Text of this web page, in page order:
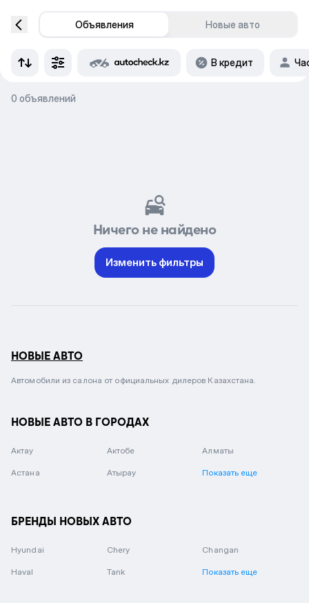
Объявления Новые авто
В кредит
0 объявлений
Ничего не найдено
Изменить фильтры
НОВЫЕ АВТО
Автомобили из салона от официальных дилеров Казахстана.
НОВЫЕ АВТО В ГОРОДАХ
Актау Актобе Алматы
Астана Атырау Показать еще
БРЕНДЫ НОВЫХ АВТО
Hyundai Chery Changan
Haval Tank Показать еще